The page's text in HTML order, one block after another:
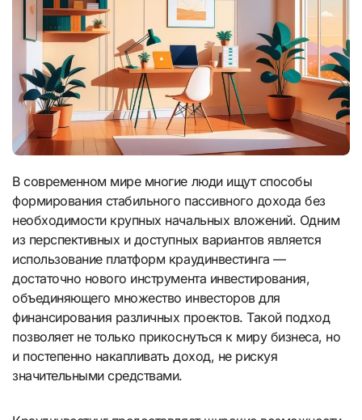
В современном мире многие люди ищут способы
формирования стабильного пассивного дохода без
необходимости крупных начальных вложений. Одним
из перспективных и доступных вариантов является
использование платформ краудинвестинга —
достаточно нового инструмента инвестирования,
объединяющего множество инвесторов для
финансирования различных проектов. Такой подход
позволяет не только прикоснуться к миру бизнеса, но
и постепенно накапливать доход, не рискуя
значительными средствами.